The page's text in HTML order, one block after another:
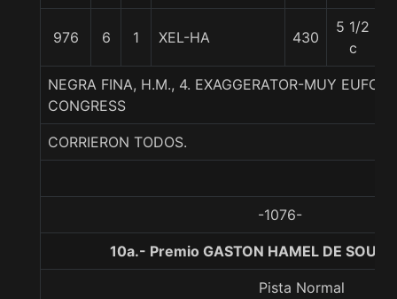
976 6 1 XEL-HA 430
5 1/2
c
NEGRA FINA, H.M., 4. EXAGGERATOR-MUY
CONGRESS
CORRIERON TODOS.
-1076-
10a.- Premio GASTON HAMEL DE
Pista Normal